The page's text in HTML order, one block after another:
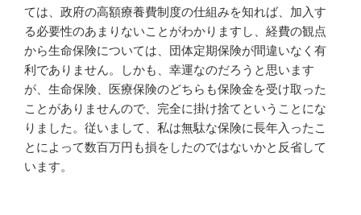
ては、政府の高額療養費制度の仕組みを知れば、加入す
る必要性のあまりないことがわかりますし、経費の観点
から生命保険については、団体定期保険が間違いなく有
利でありません。しかも、幸運なのだろうと思います
が、生命保険、医療保険のどちらも保険金を受け取った
ことがありませんので、完全に掛け捨てということにな
りました。従いまして、私は無駄な保険に長年入ったこ
とによって数百万円も損をしたのではないかと反省して
います。